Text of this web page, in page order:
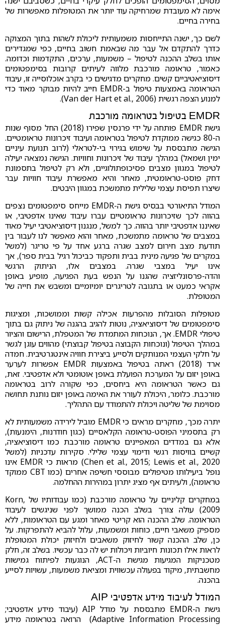
אימה לא מעובדת שמרחיקה עוד יותר את המטופלות מאפשרות של
בחירה בחיים.
לשם כך, ישנה התייחסות משמעותית ליכולת לשהות בתוך המצוקה
כדרך להתקדם אל עבר מה שבאמת חשוב בחיים, כפי שמגדירים
אותו בשלב ההכנה לטיפול – משמעות, ערכים, התקדמות וכדומה.
כאמור, טראומה מורכבת מלווה לעיתים קרובות בסימפטומים
דיסוציאטיביים קשים. מחקרים מדגישים כי בקרב אוכלוסייה זו, עיבוד
הטראומה באמצעות טיפול ב-EMDR חייב להיות מבוקר מאוד כדי
למנוע הצפה רגשית (Van der Hart et al., 2006).
EMDR בטיפול בטראומה מורכבת
גישת EMDR פותחה על ידי פרנסין שפירו (2018) החל מסוף שנות
ה-80 כגישה ממוקדת לטיפול בטראומה ועיבוד זיכרונות טראומטיים.
הגישה מתבססת על שימוש בגירוי בי-לטראלי (לרוב תנועת עיניים
ימין ושמאל) במהלך עיבוד של זיכרונות וחוויות. הגישה נמצאה יעילה
לטיפול במגוון מצבים פסיכופתולוגיים, ולא רק לטיפול בתסמונת
דחק פוסט-טראומטית, מאחר והיא מאפשרת עיבוד חוויות עבר
שיצרו תפיסת עצמי שלילית מתמשכת במגוון היבטים.
המודל התיאורטי בבסיס גישת ה-EMDR מייחס סימפטומים נצפים
בהווה לכך שזיכרונות טראומטיים עברו עיבוד שאינו אדפטיבי, או
שאיננו אדפטיבי יותר בהווה. כך למשל, מנגנון דיסוציאטיבי יעיל מאוד
במצבים של טראומה מתמשכת, מאחר והוא מאפשר לנו לעבור בין
תודעת מצב חירום למצב שגרה ברגע אחד על פי טריגר (למשל
במקרים של פגיעה מינית בבית ותפקוד כביכול רגיל בבית ספר), אך
אינו יעיל במצבי שגרה. במצבים אלו, הניתוק הרגשי
והדה-פרסונליזציה שהגנו על הנפש בעת הפגיעה, מופיע באופן
אקראי כמעט או בתגובה לטריגרים יומיומיים ומשבש את חייה של
המטופלת.
מטופלות הסובלות מהפרעות אכילה קשות וממושכות, ומציגות
סימפטומים של דיסוציאציה, נוטות להגיב בהגנה של ניתוק גם בתוך
טיפולי EMDR. אך, הנוכחות המתמדת של המטפלת, הרישום והציור
במהלך הטיפול (ונוכחות הקבוצה בטיפול קבוצתי) מהווים עוגן לגשר
על חלקי העצמי המנותקים ולסייע ביצירת חוויה אינטגרטיבית. חמדה
ארד (2018) ראתה בטיפול באמצעות EMDR אפשרות לערער
באופן יזום על המערכת הפועלת באופן אוטומטי ולא אדפטיבי. זאת,
גם כאשר הטראומה היא ביחסים, כפי שקורה לרוב בטראומה
מורכבת. כלומר, היכולת לעורר את האימה באופן יזום נותנת תחושה
מסוימת של שליטה ויכולת להתמודד עם התהליך.
יתרה מכך, מחקרים מראים כי EMDR מוביל לירידה משמעותית לא
רק בתסמיני הפוסט-טראומה הקלאסיים (כגון חודרנות, הימנעות),
אלא גם במדדים המאפיינים טראומה מורכבת כמו דיסוציאציה,
קשיים בוויסות רגשי ודימוי עצמי שלילי. סקירות עדכניות (למשל
Chen et al., 2015; Lewis et al., 2020) מראות כי EMDR אינו
נופל ביעילותו מטיפולים מבוססי חשיפה אחרים (כמו CBT ממוקד
טראומה), ולעיתים אף מציג יתרון במהירות ההחלמה.
במחקרים קליניים על טראומה מורכבת (כמו עבודותיו של Korn,
2009) עולה צורך בשלב הכנה ממושך לפני שניגשים לעיבוד
הטראומה. שלב ההכנה הוא קריטי מאחר ומגע עם הטראומות, ללא
מספיק משאבי חיים, כוחות ומשמעות, עלול להביא להתפרקות. על
כן, שלב ההכנה קשור לחיזוק משאבים ולחיזוק יכולת המטופלת
לראות אילו תכונות חיוביות ויכולות יש לה כבר עכשיו. בשלב זה, חלק
מטכניקות המגיעות מגישת ה-ACT, הנוגעות לפיתוח גמישות
מחשבתית, מיקוד בפעולה עכשווית ומציאת משמעות, עשויות לסייע
בהכנה.
המודל לעיבוד מידע אדפטיבי AIP
גישת ה-EMDR מתבססת על מודל AIP (עיבוד מידע אדפטיבי;
Adaptive Information Processing) הרואה בטראומה מידע